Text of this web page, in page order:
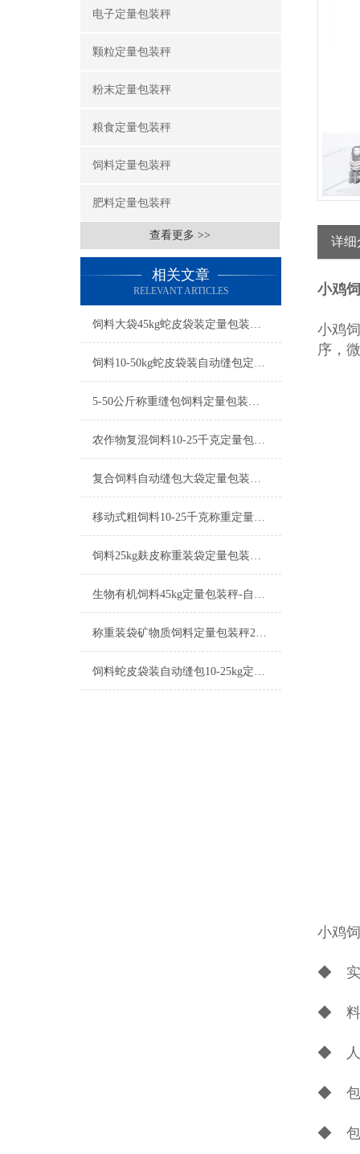
电子定量包装秤
颗粒定量包装秤
粉末定量包装秤
粮食定量包装秤
饲料定量包装秤
肥料定量包装秤
查看更多 >>
相关文章
RELEVANT ARTICLES
饲料大袋45kg蛇皮袋装定量包装秤厂家
饲料10-50kg蛇皮袋装自动缝包定量包装秤参数
5-50公斤称重缝包饲料定量包装秤厂家
农作物复混饲料10-25千克定量包装秤产品简介
复合饲料自动缝包大袋定量包装秤10-50kg产品简介
移动式粗饲料10-25千克称重定量包装秤厂家
饲料25kg麸皮称重装袋定量包装秤操作简单
生物有机饲料45kg定量包装秤-自动缝包包装机厂家
称重装袋矿物质饲料定量包装秤25-50kg厂家
饲料蛇皮袋装自动缝包10-25kg定量包装秤操作简单
详细
小鸡
小鸡
序，
小鸡
◆ 实
◆ 料
◆ 人
◆ 包
◆ 包